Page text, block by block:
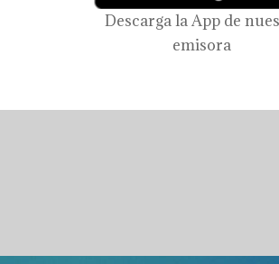
Descarga la App de
emisora